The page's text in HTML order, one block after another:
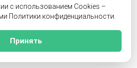
с использованием Cookies –
Политики конфиденциальности.
Принять